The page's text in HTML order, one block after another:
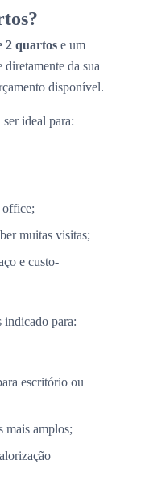
2 quartos e um
diretamente da sua
disponível.
ideal para:
office;
muitas visitas;
e custo-
indicado para:
escritório ou
mais amplos;